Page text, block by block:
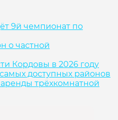
9й чемпионат по
о частной
Кордовы в 2026 году
доступных районов
трёхкомнатной